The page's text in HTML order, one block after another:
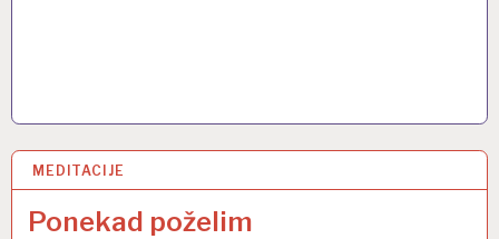
MEDITACIJE
Ponekad poželim
18 VELJ 2014